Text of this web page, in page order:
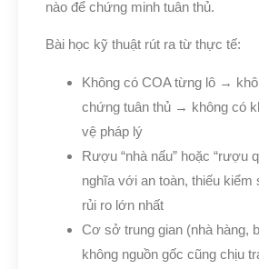
nào để chứng minh tuân thủ.
Bài học kỹ thuật rút ra từ thực tế:
Không có COA từng lô →
chứng tuân thủ → không có
vệ pháp lý
Rượu “nhà nấu” hoặc “rượu
nghĩa với an toàn, thiếu kiểm
rủi ro lớn nhất
Cơ sở trung gian (nhà hàng,
không nguồn gốc cũng chịu